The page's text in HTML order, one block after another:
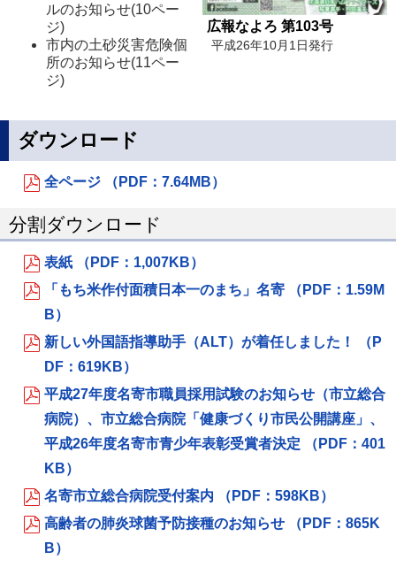
広報なよろ 第103号
平成26年10月1日発行
ルのお知らせ(10ペー
ジ)
市内の土砂災害危険個
所のお知らせ(11ペー
ジ)
ダウンロード
全ページ （PDF：7.64MB）
分割ダウンロード
表紙 （PDF：1,007KB）
「もち米作付面積日本一のまち」名寄 （PDF：1.59M
B）
新しい外国語指導助手（ALT）が着任しました！ （P
DF：619KB）
平成27年度名寄市職員採用試験のお知らせ（市立総合
病院）、市立総合病院「健康づくり市民公開講座」、
平成26年度名寄市青少年表彰受賞者決定 （PDF：401
KB）
名寄市立総合病院受付案内 （PDF：598KB）
高齢者の肺炎球菌予防接種のお知らせ （PDF：865K
B）